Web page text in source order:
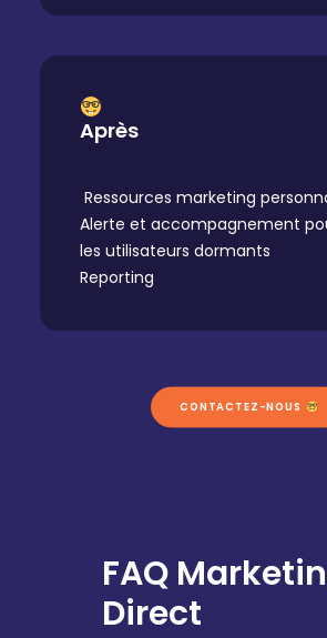
Après
Ressources marketing
Alerte et accompagnement
les utilisateurs dormants
Reporting
CONTACTEZ-NOUS
FAQ
Direct